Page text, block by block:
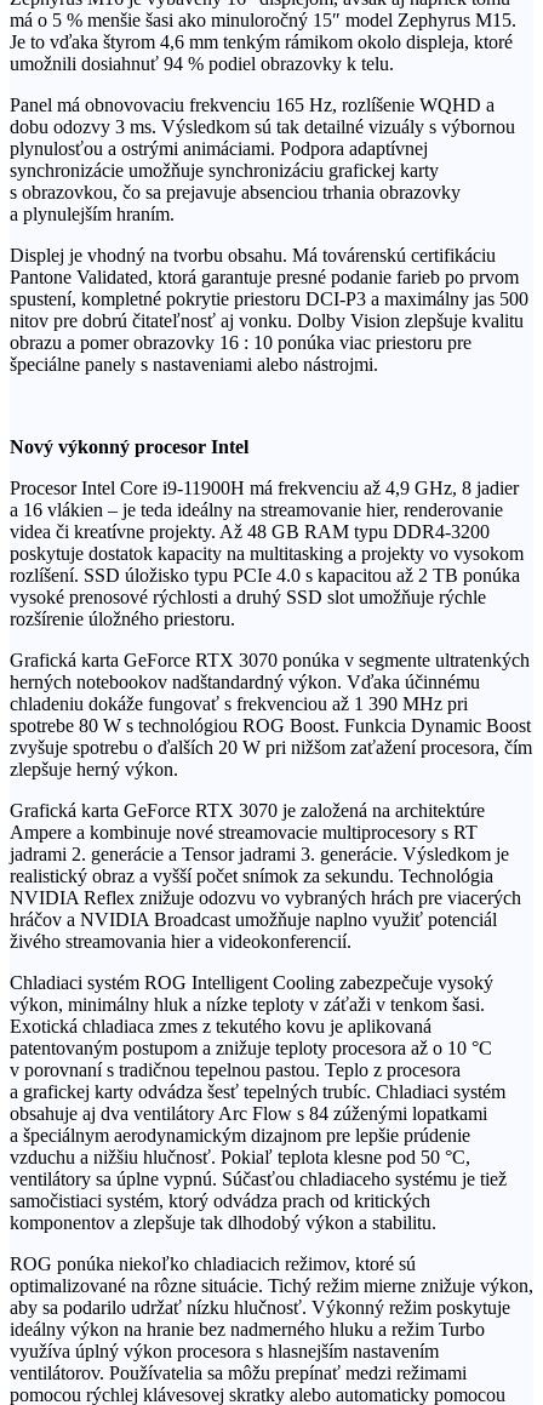
má o 5 % menšie šasi ako minuloročný 15″ model Zephyrus M15.
Je to vďaka štyrom 4,6 mm tenkým rámikom okolo displeja, ktoré
umožnili dosiahnuť 94 % podiel obrazovky k telu.
Panel má obnovovaciu frekvenciu 165 Hz, rozlíšenie WQHD a
dobu odozvy 3 ms. Výsledkom sú tak detailné vizuály s výbornou
plynulosťou a ostrými animáciami. Podpora adaptívnej
synchronizácie umožňuje synchronizáciu grafickej karty
s obrazovkou, čo sa prejavuje absenciou trhania obrazovky
a plynulejším hraním.
Displej je vhodný na tvorbu obsahu. Má továrenskú certifikáciu
Pantone Validated, ktorá garantuje presné podanie farieb po prvom
spustení, kompletné pokrytie priestoru DCI-P3 a maximálny jas 500
nitov pre dobrú čitateľnosť aj vonku. Dolby Vision zlepšuje kvalitu
obrazu a pomer obrazovky 16 : 10 ponúka viac priestoru pre
špeciálne panely s nastaveniami alebo nástrojmi.
Nový výkonný procesor Intel
Procesor Intel Core i9-11900H má frekvenciu až 4,9 GHz, 8 jadier
a 16 vlákien – je teda ideálny na streamovanie hier, renderovanie
videa či kreatívne projekty. Až 48 GB RAM typu DDR4-3200
poskytuje dostatok kapacity na multitasking a projekty vo vysokom
rozlíšení. SSD úložisko typu PCIe 4.0 s kapacitou až 2 TB ponúka
vysoké prenosové rýchlosti a druhý SSD slot umožňuje rýchle
rozšírenie úložného priestoru.
Grafická karta GeForce RTX 3070 ponúka v segmente ultratenkých
herných notebookov nadštandardný výkon. Vďaka účinnému
chladeniu dokáže fungovať s frekvenciou až 1 390 MHz pri
spotrebe 80 W s technológiou ROG Boost. Funkcia Dynamic Boost
zvyšuje spotrebu o ďalších 20 W pri nižšom zaťažení procesora, čím
zlepšuje herný výkon.
Grafická karta GeForce RTX 3070 je založená na architektúre
Ampere a kombinuje nové streamovacie multiprocesory s RT
jadrami 2. generácie a Tensor jadrami 3. generácie. Výsledkom je
realistický obraz a vyšší počet snímok za sekundu. Technológia
NVIDIA Reflex znižuje odozvu vo vybraných hrách pre viacerých
hráčov a NVIDIA Broadcast umožňuje naplno využiť potenciál
živého streamovania hier a videokonferencií.
Chladiaci systém ROG Intelligent Cooling zabezpečuje vysoký
výkon, minimálny hluk a nízke teploty v záťaži v tenkom šasi.
Exotická chladiaca zmes z tekutého kovu je aplikovaná
patentovaným postupom a znižuje teploty procesora až o 10 °C
v porovnaní s tradičnou tepelnou pastou. Teplo z procesora
a grafickej karty odvádza šesť tepelných trubíc. Chladiaci systém
obsahuje aj dva ventilátory Arc Flow s 84 zúženými lopatkami
a špeciálnym aerodynamickým dizajnom pre lepšie prúdenie
vzduchu a nižšiu hlučnosť. Pokiaľ teplota klesne pod 50 °C,
ventilátory sa úplne vypnú. Súčasťou chladiaceho systému je tiež
samočistiaci systém, ktorý odvádza prach od kritických
komponentov a zlepšuje tak dlhodobý výkon a stabilitu.
ROG ponúka niekoľko chladiacich režimov, ktoré sú
optimalizované na rôzne situácie. Tichý režim mierne znižuje výkon,
aby sa podarilo udržať nízku hlučnosť. Výkonný režim poskytuje
ideálny výkon na hranie bez nadmerného hluku a režim Turbo
využíva úplný výkon procesora s hlasnejším nastavením
ventilátorov. Používatelia sa môžu prepínať medzi režimami
pomocou rýchlej klávesovej skratky alebo automaticky pomocou